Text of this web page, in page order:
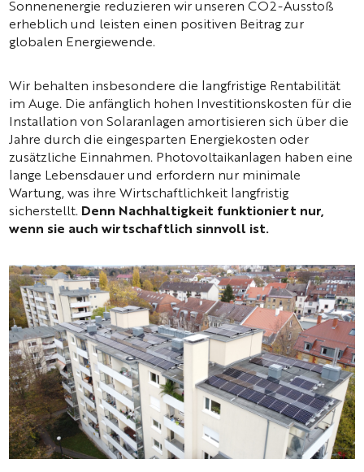
Sonnenenergie reduzieren wir unseren CO2-Ausstoß
erheblich und leisten einen positiven Beitrag zur
globalen Energiewende.
Wir behalten insbesondere die langfristige Rentabilität
im Auge. Die anfänglich hohen Investitionskosten für die
Installation von Solaranlagen amortisieren sich über die
Jahre durch die eingesparten Energiekosten oder
zusätzliche Einnahmen. Photovoltaikanlagen haben eine
lange Lebensdauer und erfordern nur minimale
Wartung, was ihre Wirtschaftlichkeit langfristig
sicherstellt. Denn Nachhaltigkeit funktioniert nur,
wenn sie auch wirtschaftlich sinnvoll ist.